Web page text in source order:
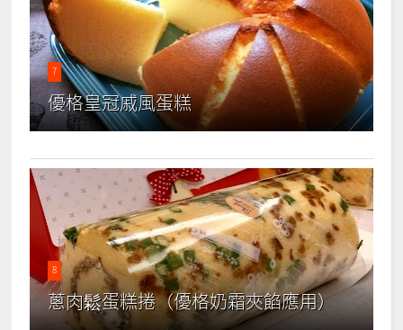
7
優格皇冠戚風蛋糕
8
蔥肉鬆蛋糕捲（優格奶霜夾餡應用）